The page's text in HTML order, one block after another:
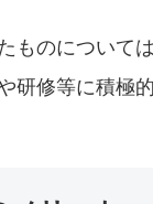
ものについて
研修等に積極